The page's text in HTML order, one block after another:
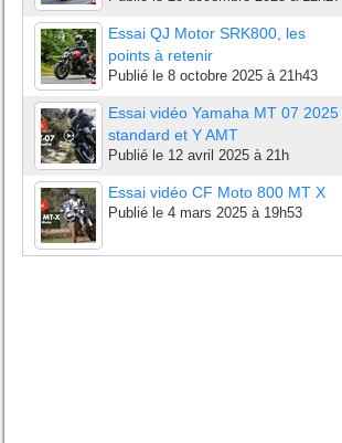
Essai QJ Motor SRK800, les
points à retenir
Publié le 8 octobre 2025 à 21h43
Essai vidéo Yamaha MT 07 2025
standard et Y AMT
Publié le 12 avril 2025 à 21h
Essai vidéo CF Moto 800 MT X
Publié le 4 mars 2025 à 19h53